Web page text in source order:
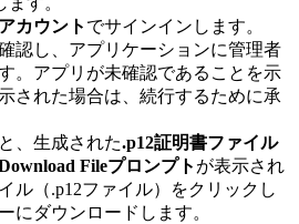
カウント でサインインします。
認し、アプリケーションに管理者
。アプリが未確認であることを示
された場合は、続行するために承
、生成された.p12証明書ファイル
Fileプロンプト が表示され
ル（.p12ファイル）をクリックし
にダウンロードします。